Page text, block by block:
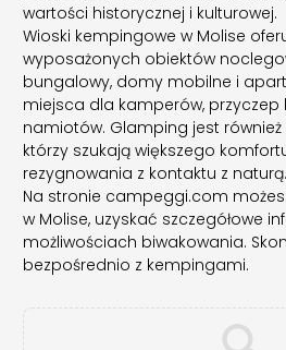
wartości historycznej i kulturowej.
Wioski kempingowe w Molise
wyposażonych obiektów
bungalowy, domy mobilne i
miejsca dla kamperów, przyczep
namiotów. Glamping jest
którzy szukają większego
rezygnowania z kontaktu z naturą.
Na stronie campeggi.com
w Molise, uzyskać szczegółowe
możliwościach biwakowania.
bezpośrednio z kempingami.